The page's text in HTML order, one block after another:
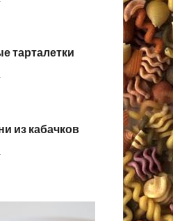
тарталетки
из кабачков